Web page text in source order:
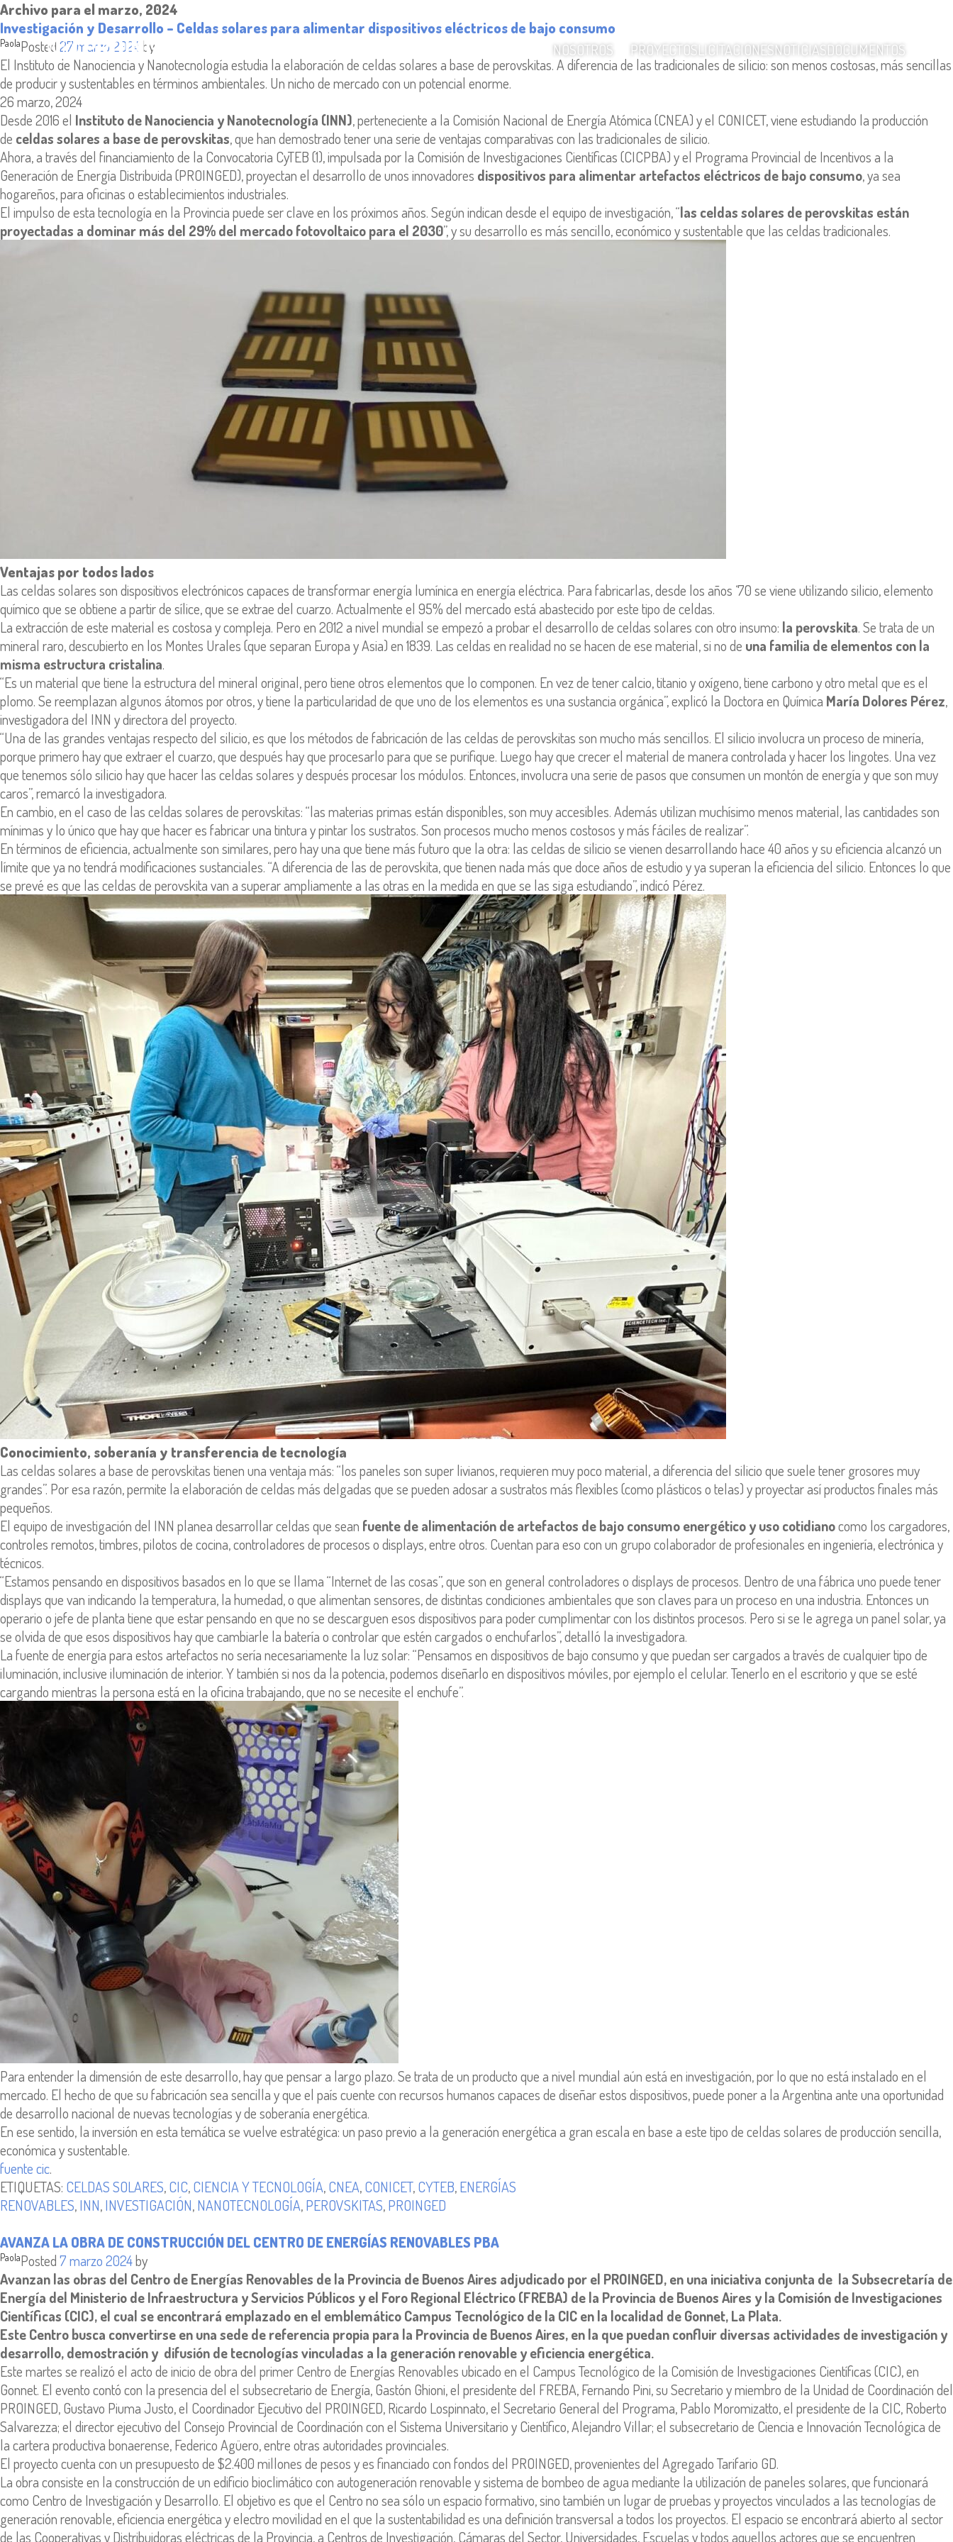
NOSOTROS PROYECTOSLICITACIONESNOTICIASDOCUMENTOS
Archivo para el marzo, 2024
Investigación y Desarrollo – Celdas solares para alimentar dispositivos eléctricos de bajo consumo
Posted27 marzo 2024 by
Paola
El Instituto de Nanociencia y Nanotecnología estudia la elaboración de celdas solares a base de perovskitas. A diferencia de las tradicionales de silicio: son menos costosas, más sencillas
de producir y sustentables en términos ambientales. Un nicho de mercado con un potencial enorme.
Entrada
publicada:
26 marzo, 2024
Desde 2016 el Instituto de Nanociencia y Nanotecnología (INN), perteneciente a la Comisión Nacional de Energía Atómica (CNEA) y el CONICET, viene estudiando la producción
de celdas solares a base de perovskitas, que han demostrado tener una serie de ventajas comparativas con las tradicionales de silicio.
Ahora, a través del financiamiento de la Convocatoria CyTEB (1), impulsada por la Comisión de Investigaciones Científicas (CICPBA) y el Programa Provincial de Incentivos a la
Generación de Energía Distribuida (PROINGED), proyectan el desarrollo de unos innovadores dispositivos para alimentar artefactos eléctricos de bajo consumo, ya sea
hogareños, para oficinas o establecimientos industriales.
El impulso de esta tecnología en la Provincia puede ser clave en los próximos años. Según indican desde el equipo de investigación, “las celdas solares de perovskitas están
proyectadas a dominar más del 29% del mercado fotovoltaico para el 2030”, y su desarrollo es más sencillo, económico y sustentable que las celdas tradicionales.
Ventajas por todos lados
Las celdas solares son dispositivos electrónicos capaces de transformar energía lumínica en energía eléctrica. Para fabricarlas, desde los años ‘70 se viene utilizando silicio, elemento
químico que se obtiene a partir de sílice, que se extrae del cuarzo. Actualmente el 95% del mercado está abastecido por este tipo de celdas.
La extracción de este material es costosa y compleja. Pero en 2012 a nivel mundial se empezó a probar el desarrollo de celdas solares con otro insumo: la perovskita. Se trata de un
mineral raro, descubierto en los Montes Urales (que separan Europa y Asia) en 1839. Las celdas en realidad no se hacen de ese material, si no de una familia de elementos con la
misma estructura cristalina.
“Es un material que tiene la estructura del mineral original, pero tiene otros elementos que lo componen. En vez de tener calcio, titanio y oxígeno, tiene carbono y otro metal que es el
plomo. Se reemplazan algunos átomos por otros, y tiene la particularidad de que uno de los elementos es una sustancia orgánica”, explicó la Doctora en Química María Dolores Pérez,
investigadora del INN y directora del proyecto.
“Una de las grandes ventajas respecto del silicio, es que los métodos de fabricación de las celdas de perovskitas son mucho más sencillos. El silicio involucra un proceso de minería,
porque primero hay que extraer el cuarzo, que después hay que procesarlo para que se purifique. Luego hay que crecer el material de manera controlada y hacer los lingotes. Una vez
que tenemos sólo silicio hay que hacer las celdas solares y después procesar los módulos. Entonces, involucra una serie de pasos que consumen un montón de energía y que son muy
caros”, remarcó la investigadora.
En cambio, en el caso de las celdas solares de perovskitas: “las materias primas están disponibles, son muy accesibles. Además utilizan muchísimo menos material, las cantidades son
mínimas y lo único que hay que hacer es fabricar una tintura y pintar los sustratos. Son procesos mucho menos costosos y más fáciles de realizar”.
En términos de eficiencia, actualmente son similares, pero hay una que tiene más futuro que la otra: las celdas de silicio se vienen desarrollando hace 40 años y su eficiencia alcanzó un
límite que ya no tendrá modificaciones sustanciales. “A diferencia de las de perovskita, que tienen nada más que doce años de estudio y ya superan la eficiencia del silicio. Entonces lo que
se prevé es que las celdas de perovskita van a superar ampliamente a las otras en la medida en que se las siga estudiando”, indicó Pérez.
Conocimiento, soberanía y transferencia de tecnología
Las celdas solares a base de perovskitas tienen una ventaja más: “los paneles son super livianos, requieren muy poco material, a diferencia del silicio que suele tener grosores muy
grandes”. Por esa razón, permite la elaboración de celdas más delgadas que se pueden adosar a sustratos más flexibles (como plásticos o telas) y proyectar así productos finales más
pequeños.
El equipo de investigación del INN planea desarrollar celdas que sean fuente de alimentación de artefactos de bajo consumo energético y uso cotidianocomo los cargadores,
controles remotos, timbres, pilotos de cocina, controladores de procesos o displays, entre otros. Cuentan para eso con un grupo colaborador de profesionales en ingeniería, electrónica y
técnicos.
“Estamos pensando en dispositivos basados en lo que se llama “Internet de las cosas”, que son en general controladores o displays de procesos. Dentro de una fábrica uno puede tener
displays que van indicando la temperatura, la humedad, o que alimentan sensores, de distintas condiciones ambientales que son claves para un proceso en una industria. Entonces un
operario o jefe de planta tiene que estar pensando en que no se descarguen esos dispositivos para poder cumplimentar con los distintos procesos. Pero si se le agrega un panel solar, ya
se olvida de que esos dispositivos hay que cambiarle la batería o controlar que estén cargados o enchufarlos”, detalló la investigadora.
La fuente de energía para estos artefactos no sería necesariamente la luz solar: “Pensamos en dispositivos de bajo consumo y que puedan ser cargados a través de cualquier tipo de
iluminación, inclusive iluminación de interior. Y también si nos da la potencia, podemos diseñarlo en dispositivos móviles, por ejemplo el celular. Tenerlo en el escritorio y que se esté
cargando mientras la persona está en la oficina trabajando, que no se necesite el enchufe”.
Para entender la dimensión de este desarrollo, hay que pensar a largo plazo. Se trata de un producto que a nivel mundial aún está en investigación, por lo que no está instalado en el
mercado. El hecho de que su fabricación sea sencilla y que el país cuente con recursos humanos capaces de diseñar estos dispositivos, puede poner a la Argentina ante una oportunidad
de desarrollo nacional de nuevas tecnologías y de soberanía energética.
En ese sentido, la inversión en esta temática se vuelve estratégica: un paso previo a la generación energética a gran escala en base a este tipo de celdas solares de producción sencilla,
económica y sustentable.
fuente cic.
ETIQUETAS: CELDAS SOLARES,CIC,CIENCIA Y TECNOLOGÍA,CNEA,CONICET,CYTEB,ENERGÍAS
RENOVABLES,INN,INVESTIGACIÓN,NANOTECNOLOGÍA,PEROVSKITAS,PROINGED
AVANZA LA OBRA DE CONSTRUCCIÓN DEL CENTRO DE ENERGÍAS RENOVABLES PBA
Posted7 marzo 2024by
Paola
Avanzan las obras del Centro de Energías Renovables de la Provincia de Buenos Aires adjudicado por el PROINGED, en una iniciativa conjunta de la Subsecretaría de
Energía del Ministerio de Infraestructura y Servicios Públicos y el Foro Regional Eléctrico (FREBA) de la Provincia de Buenos Aires y la Comisión de Investigaciones
Científicas (CIC), el cual se encontrará emplazado en el emblemático Campus Tecnológico de la CIC en la localidad de Gonnet, La Plata.
Este Centro busca convertirse en una sede de referencia propia para la Provincia de Buenos Aires, en la que puedan confluir diversas actividades de investigación y
desarrollo, demostración y difusión de tecnologías vinculadas a la generación renovable y eficiencia energética.
Este martes se realizó el acto de inicio de obra del primer Centro de Energías Renovables ubicado en el Campus Tecnológico de la Comisión de Investigaciones Científicas (CIC), en
Gonnet. El evento contó con la presencia del el subsecretario de Energía, Gastón Ghioni, el presidente del FREBA, Fernando Pini, su Secretario y miembro de la Unidad de Coordinación del
PROINGED, Gustavo Piuma Justo, el Coordinador Ejecutivo del PROINGED, Ricardo Lospinnato, el Secretario General del Programa, Pablo Moromizatto, el presidente de la CIC, Roberto
Salvarezza; el director ejecutivo del Consejo Provincial de Coordinación con el Sistema Universitario y Científico, Alejandro Villar; el subsecretario de Ciencia e Innovación Tecnológica de
la cartera productiva bonaerense, Federico Agüero, entre otras autoridades provinciales.
El proyecto cuenta con un presupuesto de $2.400 millones de pesos y es financiado con fondos del PROINGED, provenientes del Agregado Tarifario GD.
La obra consiste en la construcción de un edificio bioclimático con autogeneración renovable y sistema de bombeo de agua mediante la utilización de paneles solares, que funcionará
como Centro de Investigación y Desarrollo. El objetivo es que el Centro no sea sólo un espacio formativo, sino también un lugar de pruebas y proyectos vinculados a las tecnologías de
generación renovable, eficiencia energética y electro movilidad en el que la sustentabilidad es una definición transversal a todos los proyectos. El espacio se encontrará abierto al sector
de las Cooperativas y Distribuidoras eléctricas de la Provincia, a Centros de Investigación, Cámaras del Sector, Universidades, Escuelas y todos aquellos actores que se encuentren